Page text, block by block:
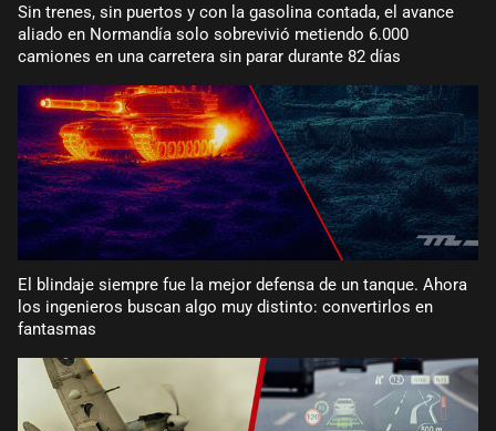
Sin trenes, sin puertos y con la gasolina contada, el avance
aliado en Normandía solo sobrevivió metiendo 6.000
camiones en una carretera sin parar durante 82 días
El blindaje siempre fue la mejor defensa de un tanque. Ahora
los ingenieros buscan algo muy distinto: convertirlos en
fantasmas